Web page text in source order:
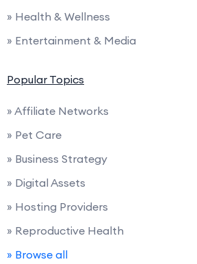
» Health & Wellness
» Entertainment & Media
Popular Topics
» Affiliate Networks
» Pet Care
» Business Strategy
» Digital Assets
» Hosting Providers
» Reproductive Health
» Browse all